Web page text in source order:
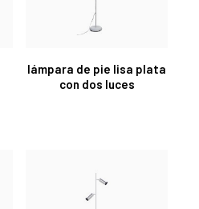
lámpara de pie lisa plata
con dos luces